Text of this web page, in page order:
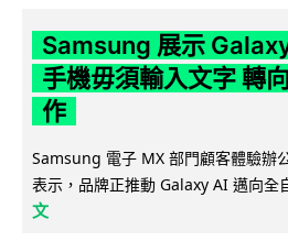
Samsung 展示
手機毋須輸入文字 轉
作
Samsung 電子 MX 部門顧客體驗辦
表示，品牌正推動 Galaxy AI 邁向全
文